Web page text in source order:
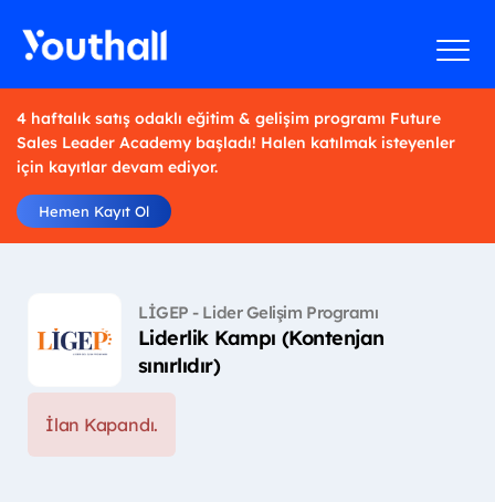
4 haftalık satış odaklı eğitim & gelişim programı Future
Sales Leader Academy başladı! Halen katılmak isteyenler
için kayıtlar devam ediyor.
Hemen Kayıt Ol
LİGEP - Lider Gelişim Programı
Liderlik Kampı (Kontenjan
sınırlıdır)
İlan Kapandı.